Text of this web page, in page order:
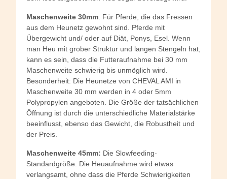
Maschenweite 30mm: Für Pferde, die das Fressen
aus dem Heunetz gewohnt sind. Pferde mit
Übergewicht und/ oder auf Diät, Ponys, Esel. Wenn
man Heu mit grober Struktur und langen Stengeln hat,
kann es sein, dass die Futteraufnahme bei 30 mm
Maschenweite schwierig bis unmöglich wird.
Besonderheit: Die Heunetze von CHEVAL AMI in
Maschenweite 30 mm werden in 4 oder 5mm
Polypropylen angeboten. Die Größe der tatsächlichen
Öffnung ist durch die unterschiedliche Materialstärke
beeinflusst, ebenso das Gewicht, die Robustheit und
der Preis.
Maschenweite 45mm: Die Slowfeeding-
Standardgröße. Die Heuaufnahme wird etwas
verlangsamt, ohne dass die Pferde Schwierigkeiten